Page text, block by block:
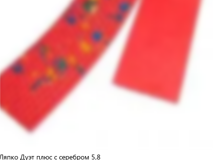
Дуэт плюс с серебром 5,8